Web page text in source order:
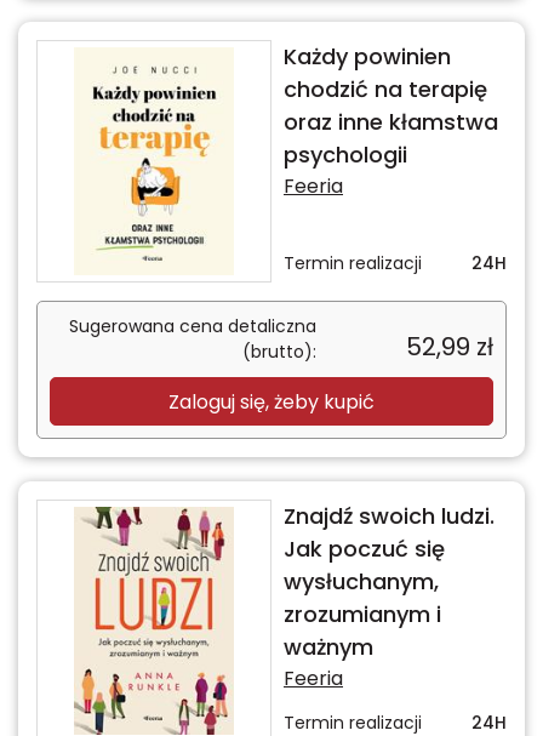
Każdy powinien
chodzić na terapię
oraz inne kłamstwa
psychologii
Feeria
Termin realizacji 24H
Sugerowana cena detaliczna
(brutto):
52,99 zł
Zaloguj się, żeby kupić
Znajdź swoich ludzi.
Jak poczuć się
wysłuchanym,
zrozumianym i
ważnym
Feeria
Termin realizacji 24H